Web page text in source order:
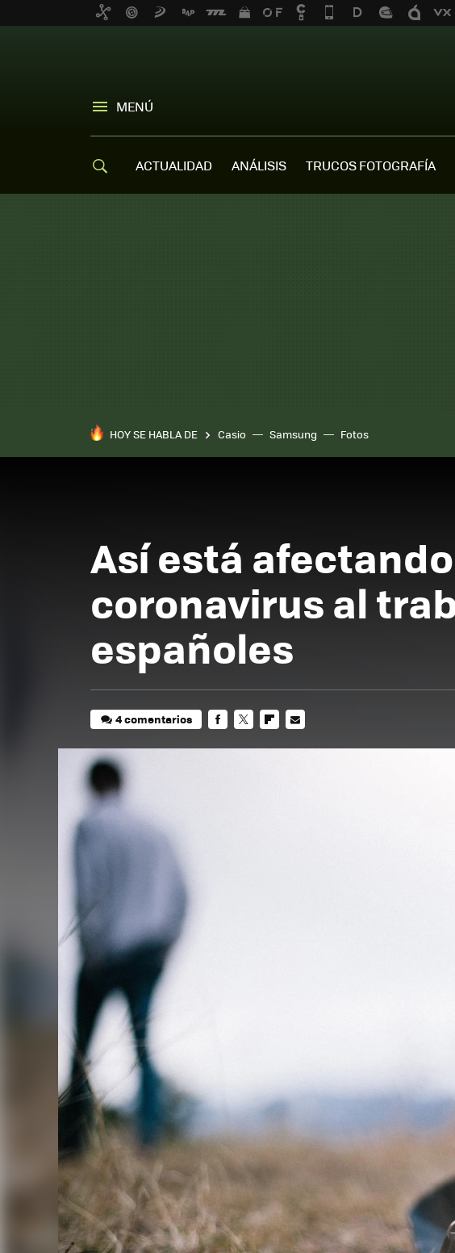
MENÚ
ACTUALIDAD ANÁLISIS TRUCOS FOTOGRAFÍA
HOY SE HABLA DE Casio Samsung Fotos
Así está
coronavirus al
españoles
4 comentarios